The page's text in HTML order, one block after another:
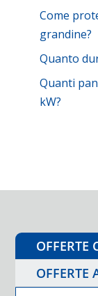
Come
grandine?
Quanto
Quanti
kW?
OFFERTE
OFFERTE